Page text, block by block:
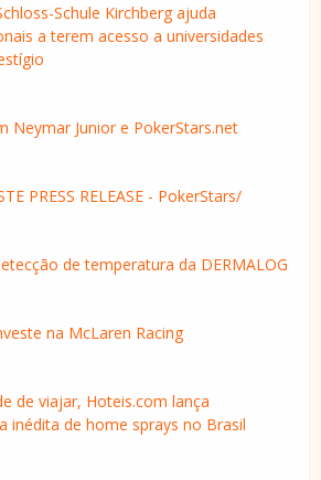
Schule Kirchberg ajuda
a terem acesso a universidades
Neymar Junior e PokerStars.net
PRESS RELEASE - PokerStars/
de temperatura da DERMALOG
na McLaren Racing
de viajar, Hoteis.com lança
inédita de home sprays no Brasil